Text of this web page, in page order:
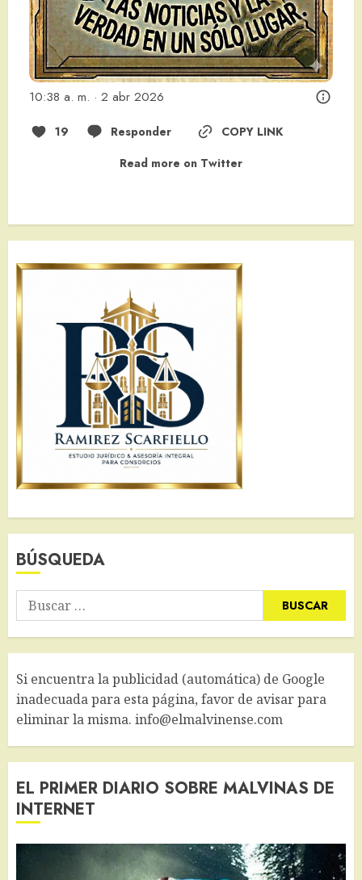
10:38 a. m. · 2 abr 2026
19 Responder
COPY LINK
Read more on Twitter
BÚSQUEDA
Buscar:
Si encuentra la publicidad (automática) de Google
inadecuada para esta página, favor de avisar para
eliminar la misma. info@elmalvinense.com
EL PRIMER DIARIO SOBRE MALVINAS DE
INTERNET